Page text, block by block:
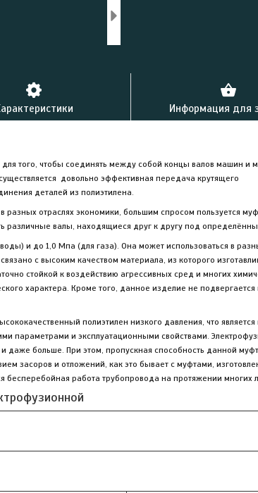
Информация для
того, чтобы соединять между собой концы валов машин и
довольно эффективная передача крутящего
деталей из полиэтилена.
отраслях экономики, большим спросом пользуется
различные валы, находящиеся друг к другу под
и до 1,0 Мпа (для газа). Она может использоваться в
с высоким качеством материала, из которого
стойкой к воздействию агрессивных сред и многих
характера. Кроме того, данное изделие не подвергается
полиэтилен низкого давления, что
параметрами и эксплуатационными свойствами.
даже больше. При этом, пропускная способность данной
засоров и отложений, как это бывает с муфтами,
работа трубопровода на протяжении многих